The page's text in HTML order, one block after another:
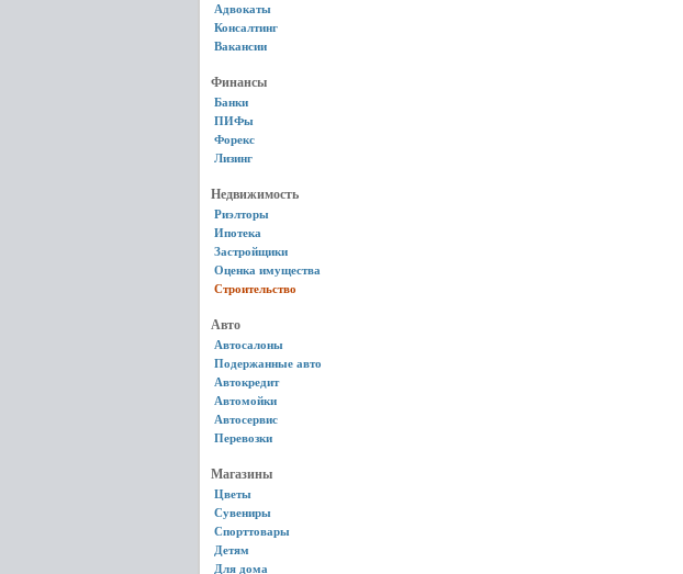
Адвокаты
Консалтинг
Вакансии
Финансы
Банки
ПИФы
Форекс
Лизинг
Недвижимость
Риэлторы
Ипотека
Застройщики
Оценка имущества
Строительство
Авто
Автосалоны
Подержанные авто
Автокредит
Автомойки
Автосервис
Перевозки
Магазины
Цветы
Сувениры
Спорттовары
Детям
Для дома